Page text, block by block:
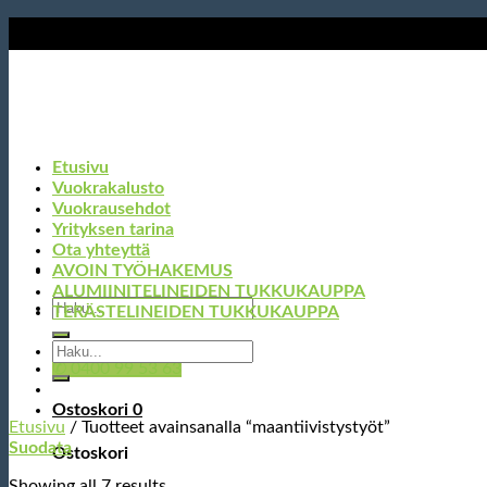
to
Etsi:
✆ 0400 99 53 63
Ostoskori 0
Ostoskori
Etusivu
Vuokrakalusto
Vuokrausehdot
Yrityksen tarina
Ota yhteyttä
AVOIN TYÖHAKEMUS
ALUMIINITELINEIDEN TUKKUKAUPPA
TERÄSTELINEIDEN TUKKUKAUPPA
Etsi:
Etusivu / Tuotteet avainsanalla “maantiivistystyöt”
Suodata